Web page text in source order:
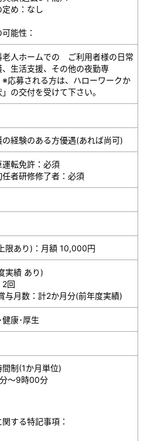
め：なし
能性：
老人ホームでの ご利用者様の日常
、生活支援、その他の夜勤専
れる方は、ハローワークか
の交付を受けて下さい。
の経験のある方優遇(あれば尚可)
転免許：必須
者研修修了者：必須
限あり)：月額 10,000円
実績 あり)
2回
与月数：計2か月分(前年度実績)
健康･厚生
制(1か月単位)
～9時00分
する特記事項：